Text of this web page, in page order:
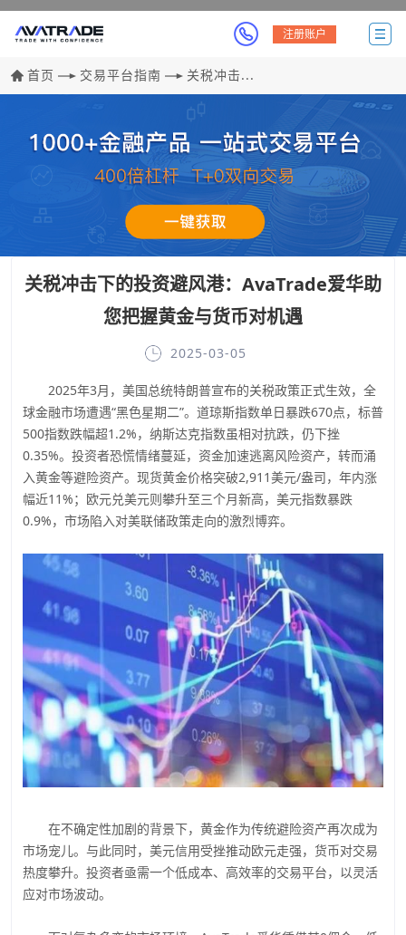
注册账户
首页 交易平台指南 关税冲击...
关税冲击下的投资避风港：AvaTrade爱华助
您把握黄金与货币对机遇
2025-03-05
2025年3月，美国总统特朗普宣布的关税政策正式生效，全
球金融市场遭遇“黑色星期二”。道琼斯指数单日暴跌670点，标普
500指数跌幅超1.2%，纳斯达克指数虽相对抗跌，仍下挫
0.35%。投资者恐慌情绪蔓延，资金加速逃离风险资产，转而涌
入黄金等避险资产。现货黄金价格突破2,911美元/盎司，年内涨
幅近11%；欧元兑美元则攀升至三个月新高，美元指数暴跌
0.9%，市场陷入对美联储政策走向的激烈博弈。
在不确定性加剧的背景下，黄金作为传统避险资产再次成为
市场宠儿。与此同时，美元信用受挫推动欧元走强，货币对交易
热度攀升。投资者亟需一个低成本、高效率的交易平台，以灵活
应对市场波动。